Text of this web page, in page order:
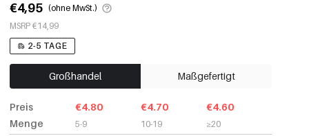
€4,95 (ohne MwSt.)
MSRP €14,99
2-5 TAGE
Großhandel Maßgefertigt
Preis
Menge
€4.80
5-9
€4.70
10-19
€4.60
≥20